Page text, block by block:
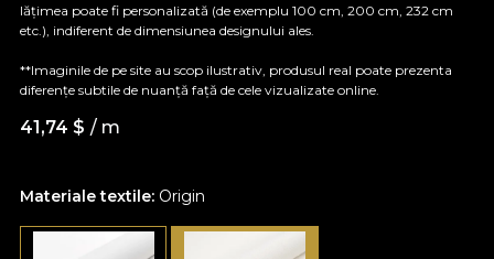
Materiale textile: Origin
lățimea poate fi personalizată (de exemplu 100 cm, 200 cm, 232 cm
etc.), indiferent de dimensiunea designului ales.
**Imaginile de pe site au scop ilustrativ, produsul real poate prezenta
diferențe subtile de nuanță față de cele vizualizate online.
41,74 $ / m